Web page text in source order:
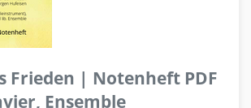
Frieden | Notenheft PDF
Ensemble